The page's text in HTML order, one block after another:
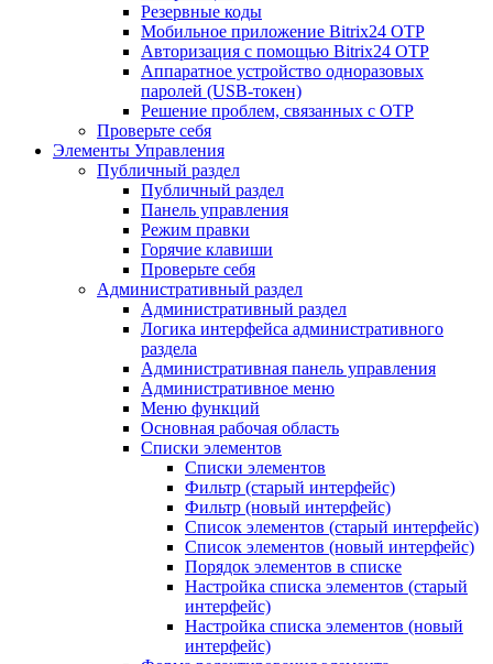
Резервные коды
Мобильное приложение Bitrix24 OTP
Авторизация с помощью Bitrix24 OTP
Аппаратное устройство одноразовых
паролей (USB-токен)
Решение проблем, связанных с OTP
Проверьте себя
Элементы Управления
Публичный раздел
Публичный раздел
Панель управления
Режим правки
Горячие клавиши
Проверьте себя
Административный раздел
Административный раздел
Логика интерфейса административного
раздела
Административная панель управления
Административное меню
Меню функций
Основная рабочая область
Списки элементов
Списки элементов
Фильтр (старый интерфейс)
Фильтр (новый интерфейс)
Список элементов (старый интерфейс)
Список элементов (новый интерфейс)
Порядок элементов в списке
Настройка списка элементов (старый
интерфейс)
Настройка списка элементов (новый
интерфейс)